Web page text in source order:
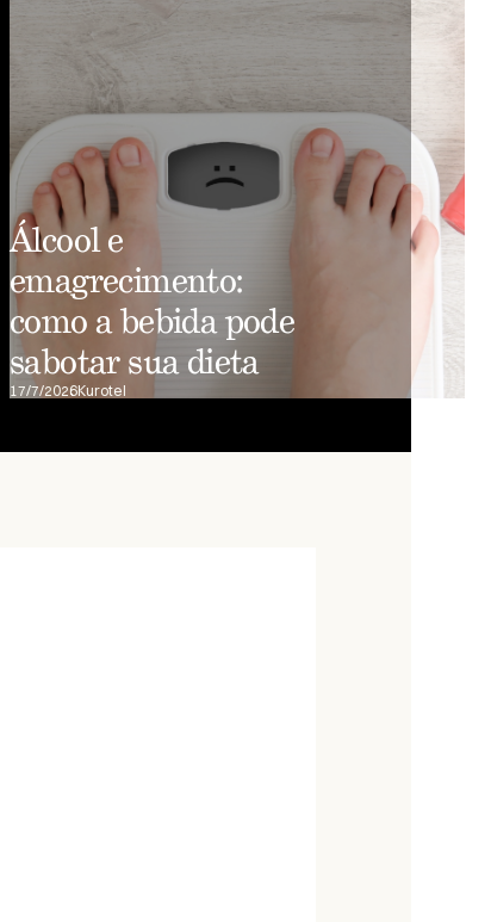
Álcool e
emagrecimento:
como a bebida pode
sabotar sua dieta
17/7/2026Kurotel